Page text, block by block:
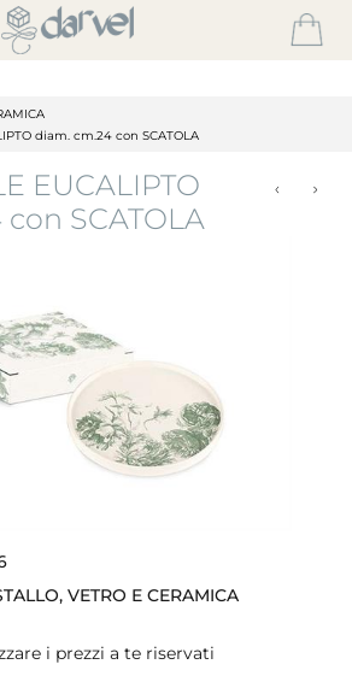
diam. cm.24 con SCATOLA
EUCALIPTO
SCATOLA
VETRO E CERAMICA
i prezzi a te riservati